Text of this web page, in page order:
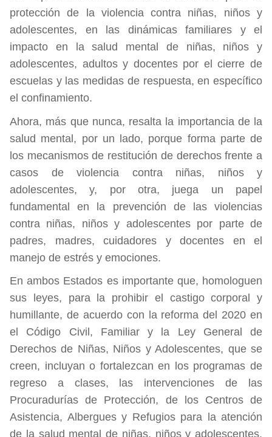
protección de la violencia contra niñas, niños y
adolescentes, en las dinámicas familiares y el
impacto en la salud mental de niñas, niños y
adolescentes, adultos y docentes por el cierre de
escuelas y las medidas de respuesta, en específico
el confinamiento.
Ahora, más que nunca, resalta la importancia de la
salud mental, por un lado, porque forma parte de
los mecanismos de restitución de derechos frente a
casos de violencia contra niñas, niños y
adolescentes, y, por otra, juega un papel
fundamental en la prevención de las violencias
contra niñas, niños y adolescentes por parte de
padres, madres, cuidadores y docentes en el
manejo de estrés y emociones.
En ambos Estados es importante que, homologuen
sus leyes, para la prohibir el castigo corporal y
humillante, de acuerdo con la reforma del 2020 en
el Código Civil, Familiar y la Ley General de
Derechos de Niñas, Niños y Adolescentes, que se
creen, incluyan o fortalezcan en los programas de
regreso a clases, las intervenciones de las
Procuradurías de Protección, de los Centros de
Asistencia, Albergues y Refugios para la atención
de la salud mental de niñas, niños y adolescentes,